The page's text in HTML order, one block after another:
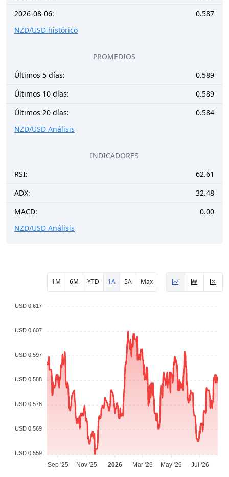
2026-08-06:
0.587
NZD/USD histórico
PROMEDIOS
Últimos 5 días:
0.589
Últimos 10 días:
0.589
Últimos 20 días:
0.584
NZD/USD Análisis
INDICADORES
RSI:
62.61
ADX:
32.48
MACD:
0.00
NZD/USD Análisis
1M 6M 1A 5A Max
YTD
USD 0.617
USD 0.607
USD 0.597
USD 0.588
USD 0.578
USD 0.569
USD 0.559
Sep '25 Nov '25 2026 Mar '26 May '26 Jul '26